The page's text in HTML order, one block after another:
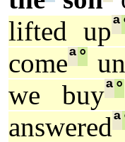
lifted upª
comeª°
we buyª°
answeredª